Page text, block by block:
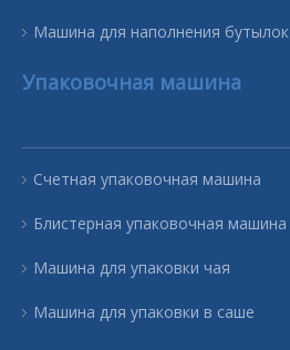
Машина для наполнения бутылок
Упаковочная машина
Счетная упаковочная машина
Блистерная упаковочная машина
Машина для упаковки чая
Машина для упаковки в саше